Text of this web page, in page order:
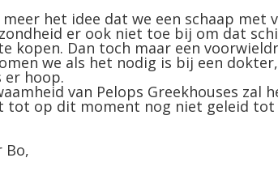
het idee dat we een schaap met
er ook niet toe bij om dat
kopen. Dan toch maar een
we als het nodig is bij een
er hoop.
van Pelops Greekhouses zal
tot op dit moment nog niet geleid
Bo,